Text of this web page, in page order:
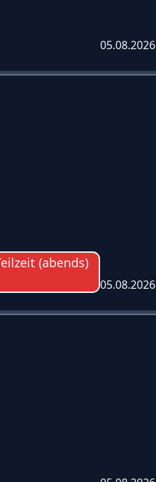
05.08.2026
(abends)
05.08.2026